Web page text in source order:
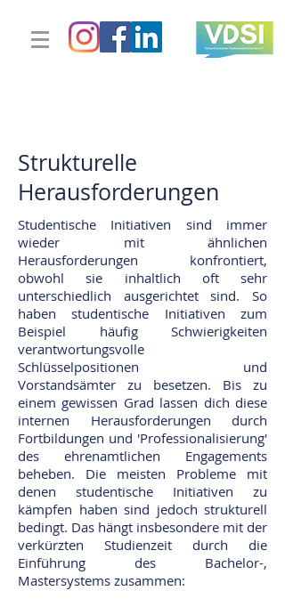
Strukturelle
Herausforderungen
Studentische Initiativen sind immer
wieder mit ähnlichen
Herausforderungen konfrontiert,
obwohl sie inhaltlich oft sehr
unterschiedlich ausgerichtet sind. So
haben studentische Initiativen zum
Beispiel häufig Schwierigkeiten
verantwortungsvolle
Schlüsselpositionen und
Vorstandsämter zu besetzen. Bis zu
einem gewissen Grad lassen dich diese
internen Herausforderungen durch
Fortbildungen und 'Professionalisierung'
des ehrenamtlichen Engagements
beheben. Die meisten Probleme mit
denen studentische Initiativen zu
kämpfen haben sind jedoch strukturell
bedingt. Das hängt insbesondere mit der
verkürzten Studienzeit durch die
Einführung des Bachelor-,
Mastersystems zusammen: